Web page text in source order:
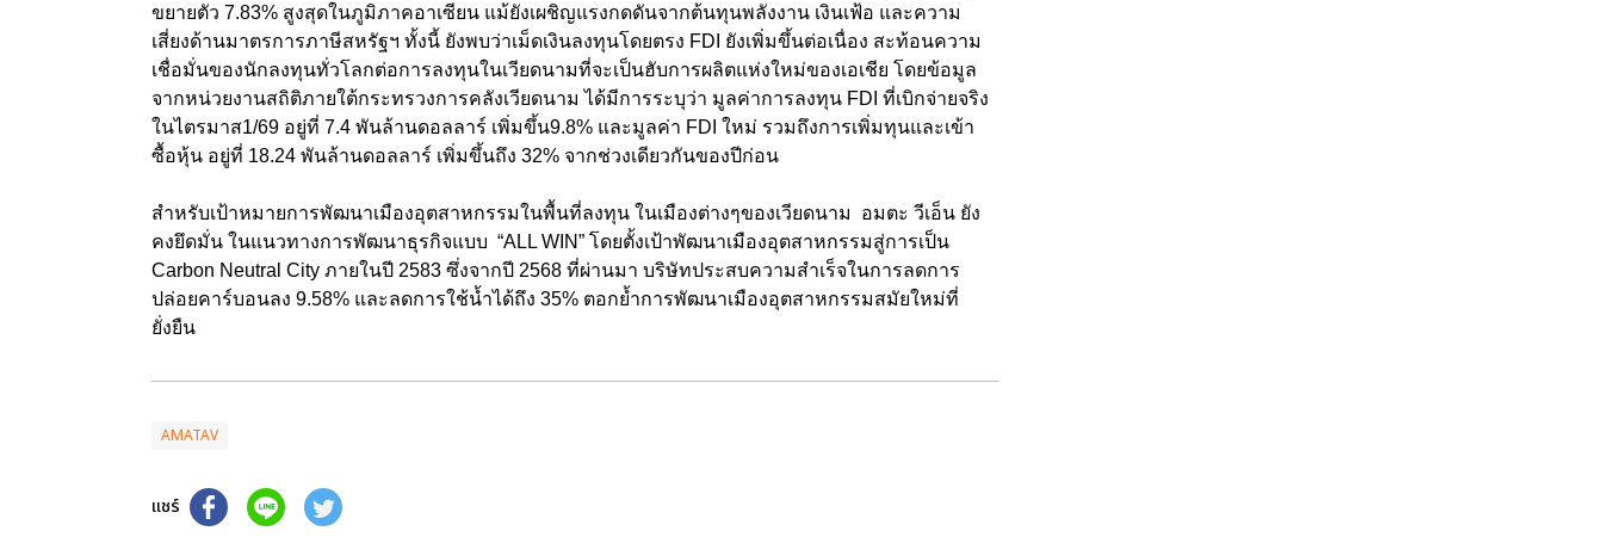
ขยายตัว 7.83% สูงสุดในภูมิภาคอาเซียน แม้ยังเผชิญแรงกดดันจากต้นทุนพลังงาน เงินเฟ้อ และความ
เสี่ยงด้านมาตรการภาษีสหรัฐฯ ทั้งนี้ ยังพบว่าเม็ดเงินลงทุนโดยตรง FDI ยังเพิ่มขึ้นต่อเนื่อง สะท้อนความ
เชื่อมั่นของนักลงทุนทั่วโลกต่อการลงทุนในเวียดนามที่จะเป็นฮับการผลิตแห่งใหม่ของเอเชีย โดยข้อมูล
จากหน่วยงานสถิติภายใต้กระทรวงการคลังเวียดนาม ได้มีการระบุว่า มูลค่าการลงทุน FDI ที่เบิกจ่ายจริง
ในไตรมาส1/69 อยู่ที่ 7.4 พันล้านดอลลาร์ เพิ่มขึ้น9.8% และมูลค่า FDI ใหม่ รวมถึงการเพิ่มทุนและเข้า
ซื้อหุ้น อยู่ที่ 18.24 พันล้านดอลลาร์ เพิ่มขึ้นถึง 32% จากช่วงเดียวกันของปีก่อน
สำหรับเป้าหมายการพัฒนาเมืองอุตสาหกรรมในพื้นที่ลงทุน ในเมืองต่างๆของเวียดนาม อมตะ วีเอ็น ยัง
คงยึดมั่น ในแนวทางการพัฒนาธุรกิจแบบ “ALL WIN” โดยตั้งเป้าพัฒนาเมืองอุตสาหกรรมสู่การเป็น
Carbon Neutral City ภายในปี 2583 ซึ่งจากปี 2568 ที่ผ่านมา บริษัทประสบความสำเร็จในการลดการ
ปล่อยคาร์บอนลง 9.58% และลดการใช้น้ำได้ถึง 35% ตอกย้ำการพัฒนาเมืองอุตสาหกรรมสมัยใหม่ที่
ยั่งยืน
AMATAV
แชร์